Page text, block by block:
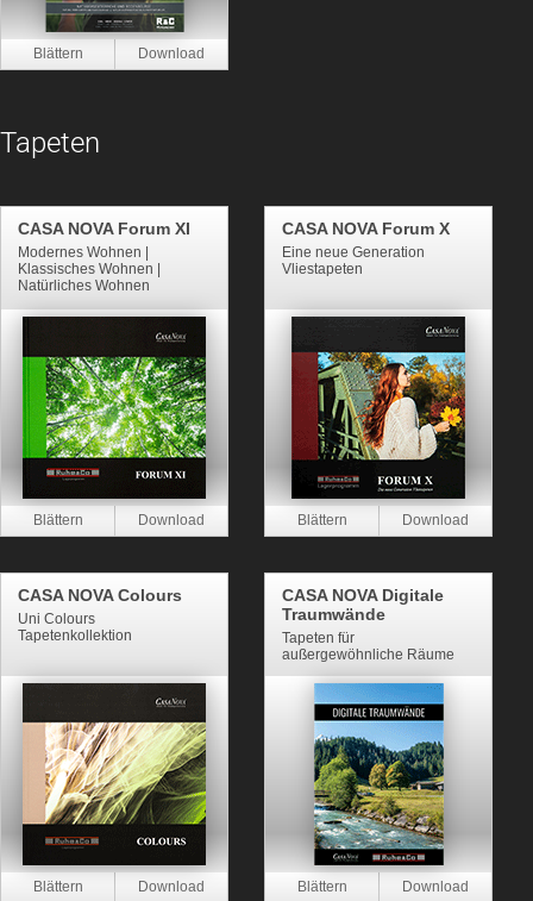
Tapeten
CASA NOVA Forum XI
Modernes Wohnen |
Klassisches Wohnen |
Natürliches Wohnen
CASA NOVA Forum X
Eine neue Generation
Vliestapeten
CASA NOVA Colours
Uni Colours
Tapetenkollektion
CASA NOVA Digitale
Traumwände
Tapeten für
außergewöhnliche Räume